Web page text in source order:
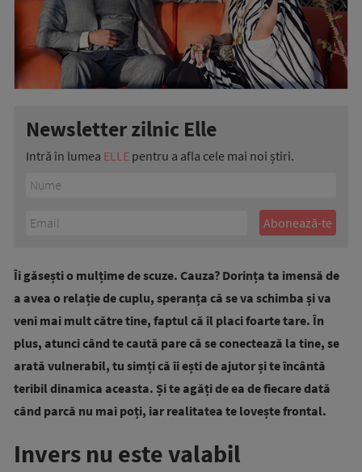
Newsletter zilnic Elle
Intră în lumea ELLE pentru a afla cele mai noi știri.
Îi găsești o mulțime de scuze. Cauza? Dorința ta imensă de
a avea o relație de cuplu, speranța că se va schimba și va
veni mai mult către tine, faptul că îl placi foarte tare. În
plus, atunci când te caută pare că se conectează la tine, se
arată vulnerabil, tu simți că îi ești de ajutor și te încântă
teribil dinamica aceasta. Și te agăți de ea de fiecare dată
când parcă nu mai poți, iar realitatea te lovește frontal.
Invers nu este valabil